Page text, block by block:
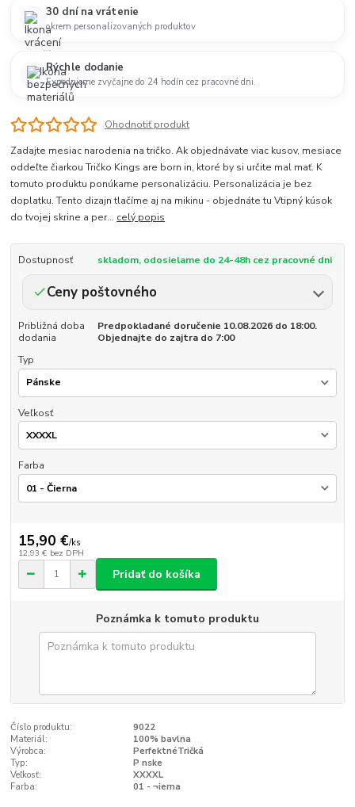
30 dní na vrátenie
okrem personalizovaných produktov
Rýchle dodanie
Expedujeme zvyčajne do 24 hodín cez pracovné dni.
Ohodnotiť produkt
Zadajte mesiac narodenia na tričko. Ak objednávate viac kusov, mesiace
oddeľte čiarkou Tričko Kings are born in, ktoré by si určite mal mať. K
tomuto produktu ponúkame personalizáciu. Personalizácia je bez
doplatku. Tento dizajn tlačíme aj na mikinu - objednáte tu Vtipný kúsok
do tvojej skrine a per... celý popis
Dostupnosť skladom, odosielame do 24-48h cez pracovné dni
Ceny poštovného
Približná doba
dodania
Predpokladané doručenie 10.08.2026 do 18:00.
Objednajte do zajtra do 7:00
Typ
Veľkosť
Farba
15,90 €/ks
12,93 € bez DPH
Pridať do košíka
Poznámka k tomuto produktu
Číslo produktu:
9022
Materiál:
100% bavlna
Výrobca:
PerfektnéTričká
Typ:
P nske
Veľkosť:
XXXXL
Farba:
01 - ¬ierna